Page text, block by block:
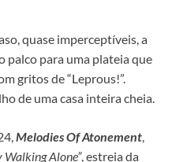
quase imperceptíveis, a
palco para uma plateia que
gritos de “Leprous!”.
de uma casa inteira cheia.
Melodies Of Atonement,
Walking Alone”, estreia da